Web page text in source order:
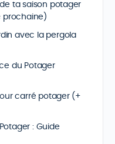
ta saison potager
prochaine)
avec la pergola
du Potager
carré potager (+
: Guide